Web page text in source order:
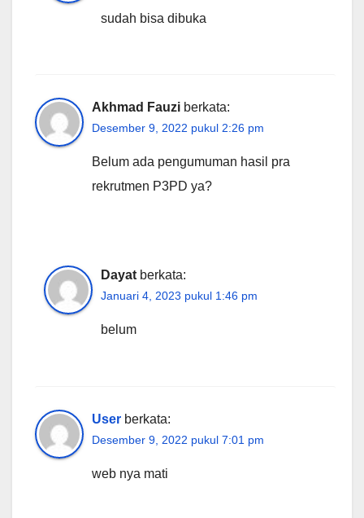
sudah bisa dibuka
Akhmad Fauzi berkata:
Desember 9, 2022 pukul 2:26 pm
Belum ada pengumuman hasil pra
rekrutmen P3PD ya?
Dayat berkata:
Januari 4, 2023 pukul 1:46 pm
belum
User berkata:
Desember 9, 2022 pukul 7:01 pm
web nya mati